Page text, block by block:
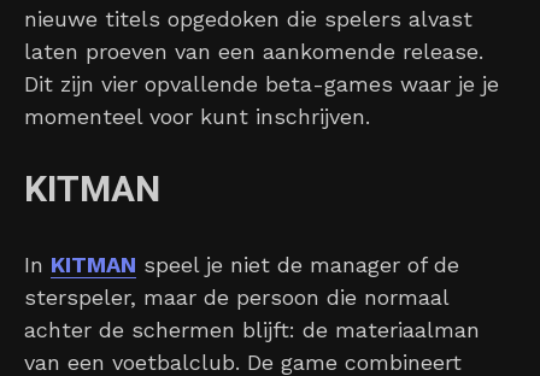
nieuwe titels opgedoken die spelers alvast
laten proeven van een aankomende release.
Dit zijn vier opvallende beta-games waar je je
momenteel voor kunt inschrijven.
KITMAN
In KITMAN speel je niet de manager of de
sterspeler, maar de persoon die normaal
achter de schermen blijft: de materiaalman
van een voetbalclub. De game combineert